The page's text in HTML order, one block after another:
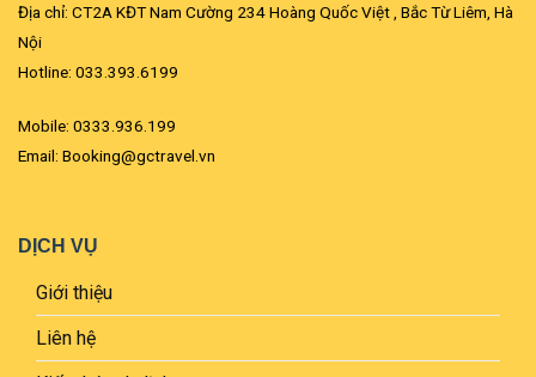
Địa chỉ: CT2A KĐT Nam Cường 234 Hoàng Quốc Việt , Bắc Từ Liêm, Hà
Nội
Hotline: 033.393.6199
Mobile: 0333.936.199
Email: Booking@gctravel.vn
DỊCH VỤ
Giới thiệu
Liên hệ